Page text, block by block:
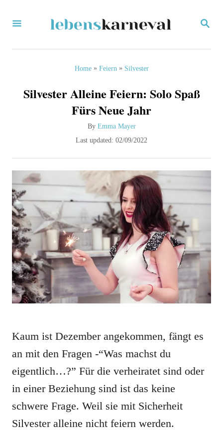
S
Home» Feiern » Silvester
Silvester Alleine Feiern: Solo Spaß
Fürs Neue Jahr
By A
u
h
o
Emma Mayer
P
e
Last updated: 02/09/2022
Kaum ist Dezember angekommen, fängt es
an mit den Fragen -“Was machst du
eigentlich…?” Für die verheiratet sind oder
in einer Beziehung sind ist das keine
schwere Frage. Weil sie mit Sicherheit
Silvester alleine nicht feiern werden.